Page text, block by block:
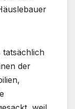
tatsächlich
der